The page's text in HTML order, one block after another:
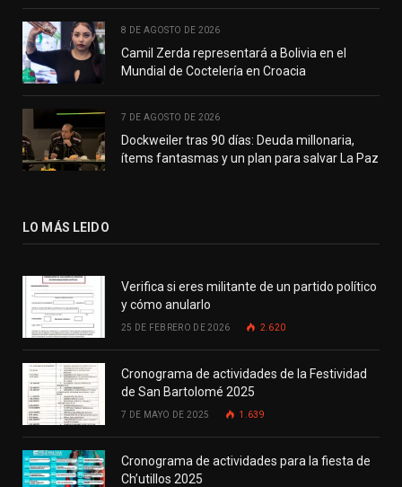
8 DE AGOSTO DE 2026
Camil Zerda representará a Bolivia en el
Mundial de Coctelería en Croacia
7 DE AGOSTO DE 2026
Dockweiler tras 90 días: Deuda millonaria,
ítems fantasmas y un plan para salvar La Paz
LO MÁS LEIDO
Verifica si eres militante de un partido político
y cómo anularlo
25 DE FEBRERO DE 2026 2.620
Cronograma de actividades de la Festividad
de San Bartolomé 2025
7 DE MAYO DE 2025 1.639
Cronograma de actividades para la fiesta de
Ch’utillos 2025